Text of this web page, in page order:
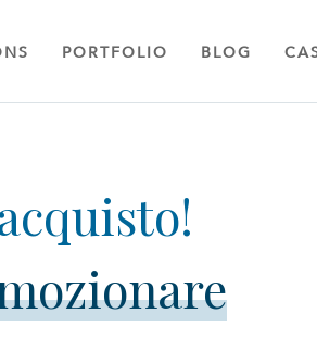
PORTFOLIO BLOG